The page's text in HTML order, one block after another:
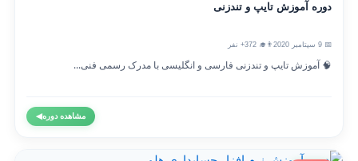
دوره آموزش تایپ و تندزنی
👨‍🎓 372+ نفر
🧠 آموزش تایپ و تندزنی فارسی و انگلیسی با مدرک رسمی فنی...
مشاهده دوره◀